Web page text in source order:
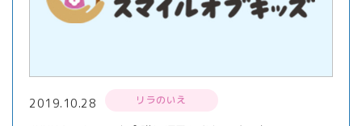
2019.10.28 リラのいえ